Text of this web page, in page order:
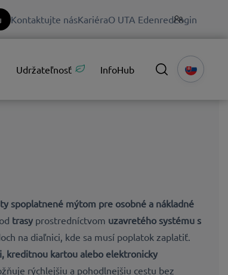
Kontaktujte násKariéraO UTA EdenredLogin
Udržateľnosť InfoHub
spoplatnené mýtom pre osobné a nákladné
trasy prostredníctvom uzavretého systému s
na diaľnici, kde sa musí poplatok zaplatiť.
kreditnou kartou alebo elektronicky
rýchlejšiu a pohodlnejšiu cestu bez